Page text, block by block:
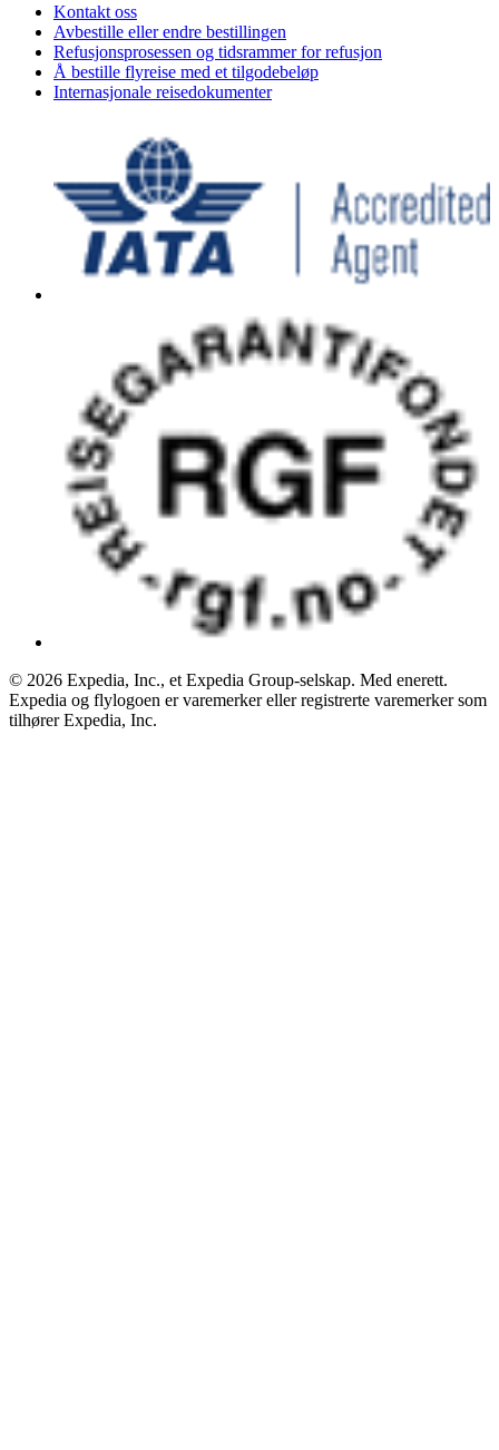
Kontakt oss
Avbestille eller endre bestillingen
Refusjonsprosessen og tidsrammer for refusjon
Å bestille flyreise med et tilgodebeløp
Internasjonale reisedokumenter
© 2026 Expedia, Inc., et Expedia Group-selskap. Med enerett.
Expedia og flylogoen er varemerker eller registrerte varemerker som
tilhører Expedia, Inc.